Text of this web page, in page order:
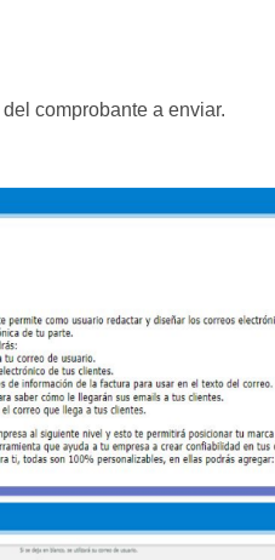
comprobante a enviar.